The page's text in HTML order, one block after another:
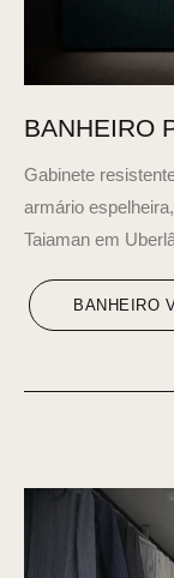
BANHEIRO
Gabinete
armário
Taiaman em
BANHEIRO